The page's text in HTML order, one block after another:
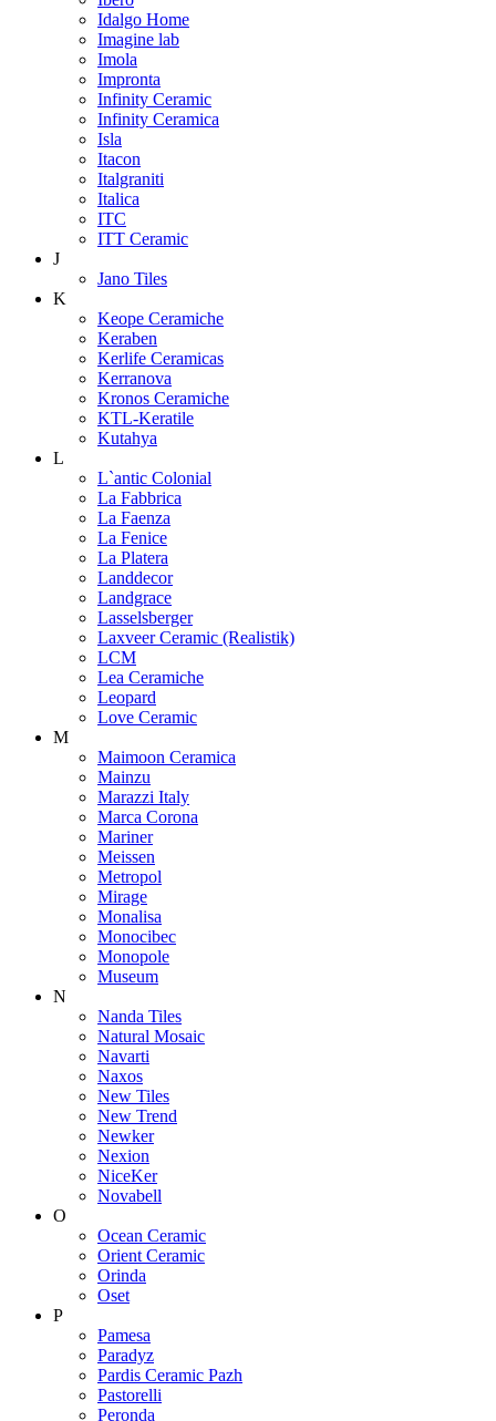
Idalgo Home
Imagine lab
Imola
Impronta
Infinity Ceramic
Infinity Ceramica
Isla
Itacon
Italgraniti
Italica
ITC
ITT Ceramic
J
Jano Tiles
K
Keope Ceramiche
Keraben
Kerlife Ceramicas
Kerranova
Kronos Ceramiche
KTL-Keratile
Kutahya
L
L`antic Colonial
La Fabbrica
La Faenza
La Fenice
La Platera
Landdecor
Landgrace
Lasselsberger
Laxveer Ceramic (Realistik)
LCM
Lea Ceramiche
Leopard
Love Ceramic
M
Maimoon Ceramica
Mainzu
Marazzi Italy
Marca Corona
Mariner
Meissen
Metropol
Mirage
Monalisa
Monocibec
Monopole
Museum
N
Nanda Tiles
Natural Mosaic
Navarti
Naxos
New Tiles
New Trend
Newker
Nexion
NiceKer
Novabell
O
Ocean Ceramic
Orient Ceramic
Orinda
Oset
P
Pamesa
Paradyz
Pardis Ceramic Pazh
Pastorelli
Peronda